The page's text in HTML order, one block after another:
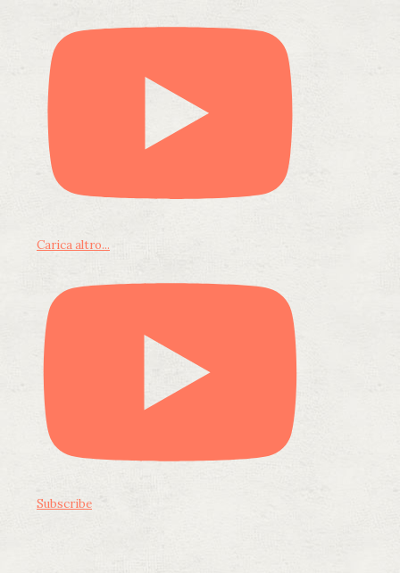
Carica altro...
Subscribe